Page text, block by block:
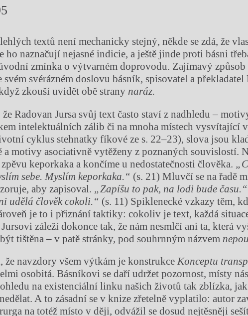
textů není mechanicky stejný, někde se zdá, že
ho naznačují nejasné indicie, a ještě jinde proti básni
zmínka o výtvarném doprovodu. Zajímavý způsob
svém svérázném doslovu básník, spisovatel a překladatel
zkouší uvidět obě strany naráz.
Radovan Jursa svůj text často staví z nadhledu –
intelektuálních zálib či na mnoha místech vysvítající
cyklus stehnatky fíkové ze s. 22–23), slova jsou
a motivy asociativně vytěženy z poznaných souvislostí.
zpěvu keporkaka a končíme u nedostatečnosti člověka.
sebe. Myslím keporkaka.“ (s. 21) Mluvčí se na řadě
aby zapisoval. „Zapíšu to pak, na lodi bude času.“
udělá člověk cokoli.“ (s. 11) Spiklenecké vzkazy těm,
je to i přiznání taktiky: cokoliv je text, každá
záleží dokonce tak, že nám nesmlčí ani ta, která
tištěna – v patě stránky, pod souhrnným názvem
že navzdory všem výtkám je konstrukceKonceptu
osobitá. Básníkovi se daří udržet pozornost, místy
na existenciální linku našich životů tak zblízka,
A to zásadní se v knize zřetelně vyplatilo: autor
na totéž místo v ději, odvážil se dosud nejtěsněji